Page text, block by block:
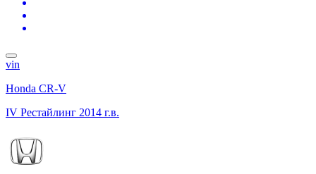
vin
Honda CR-V
IV Рестайлинг 2014 г.в.